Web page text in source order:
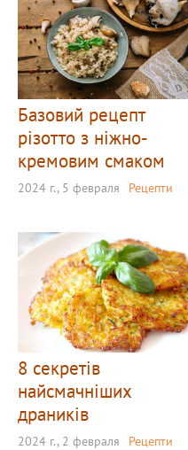
Базовий рецепт
різотто з ніжно-
кремовим смаком
2024 г., 5 февраля Рецепти
8 секретів
найсмачніших
драників
2024 г., 2 февраля Рецепти